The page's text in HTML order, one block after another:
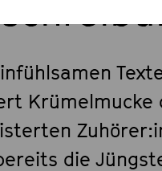
Krümelmucke
die